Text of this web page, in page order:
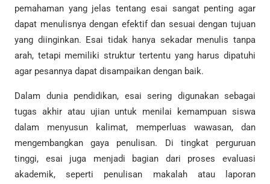
pemahaman yang jelas tentang esai sangat penting agar
dapat menulisnya dengan efektif dan sesuai dengan tujuan
yang diinginkan. Esai tidak hanya sekadar menulis tanpa
arah, tetapi memiliki struktur tertentu yang harus dipatuhi
agar pesannya dapat disampaikan dengan baik.
Dalam dunia pendidikan, esai sering digunakan sebagai
tugas akhir atau ujian untuk menilai kemampuan siswa
dalam menyusun kalimat, memperluas wawasan, dan
mengembangkan gaya penulisan. Di tingkat perguruan
tinggi, esai juga menjadi bagian dari proses evaluasi
akademik, seperti penulisan makalah atau laporan